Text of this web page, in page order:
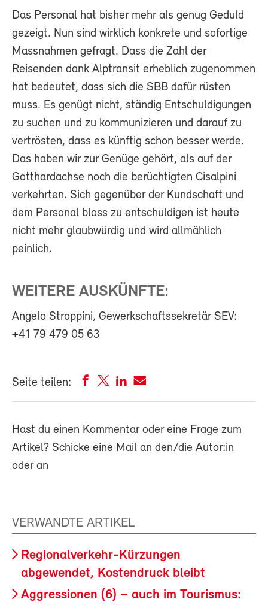
Das Personal hat bisher mehr als genug Geduld
gezeigt. Nun sind wirklich konkrete und sofortige
Massnahmen gefragt. Dass die Zahl der
Reisenden dank Alptransit erheblich zugenommen
hat bedeutet, dass sich die SBB dafür rüsten
muss. Es genügt nicht, ständig Entschuldigungen
zu suchen und zu kommunizieren und darauf zu
vertrösten, dass es künftig schon besser werde.
Das haben wir zur Genüge gehört, als auf der
Gotthardachse noch die berüchtigten Cisalpini
verkehrten. Sich gegenüber der Kundschaft und
dem Personal bloss zu entschuldigen ist heute
nicht mehr glaubwürdig und wird allmählich
peinlich.
WEITERE AUSKÜNFTE:
Angelo Stroppini, Gewerkschaftssekretär SEV:
+41 79 479 05 63
Seite teilen:
Hast du einen Kommentar oder eine Frage zum
Artikel? Schicke eine Mail an den/die Autor:in
oder an
VERWANDTE ARTIKEL
Regionalverkehr-Kürzungen
abgewendet, Kostendruck bleibt
Aggressionen (6) – auch im Tourismus: